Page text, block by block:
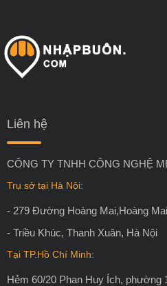
Liên hệ
CÔNG TY TNHH CÔNG NGHỆ
Trụ sở tại Hà Nội:
- 279 Đường Hoàng Mai,Hoàng
- Triều Khúc, Thanh Xuân, Hà Nội
Tại TP.Hồ Chí Minh:
Hẻm 60/20 Phan Huy Ích, phường